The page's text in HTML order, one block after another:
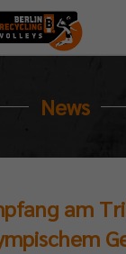
News
am